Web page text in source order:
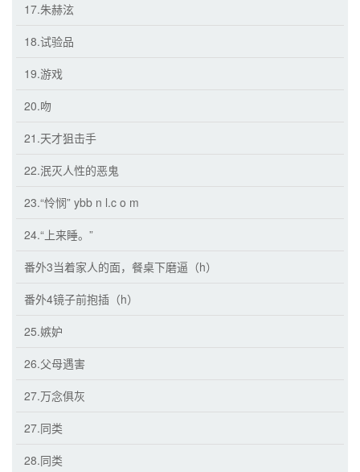
17.朱赫泫
18.试验品
19.游戏
20.吻
21.天才狙击手
22.泯灭人性的恶鬼
23.“怜悯” ybb n l.c o m
24.“上来睡。”
番外3当着家人的面，餐桌下磨逼（h）
番外4镜子前抱插（h）
25.嫉妒
26.父母遇害
27.万念俱灰
27.同类
28.同类